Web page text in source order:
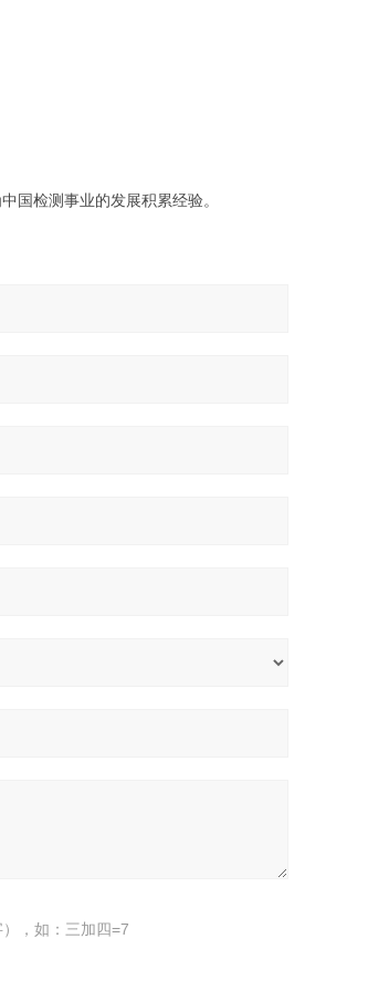
国检测事业的发展积累经验。
，如：三加四=7